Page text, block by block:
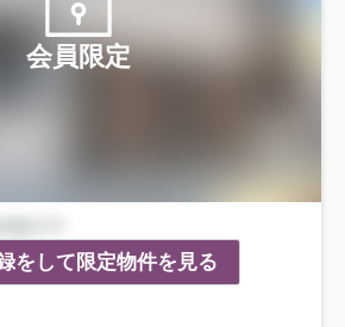
会員限定
をして限定物件を見る